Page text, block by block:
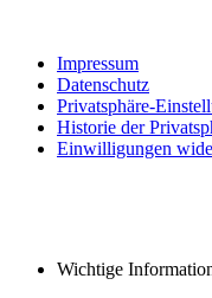
Impressum
Datenschutz
Privatsphäre-
Historie der
Einwilligungen
Wichtige